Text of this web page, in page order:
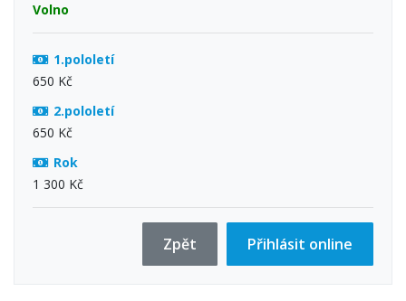
Volno
1.pololetí
650 Kč
2.pololetí
650 Kč
Rok
1 300 Kč
Přihlásit online
Zpět